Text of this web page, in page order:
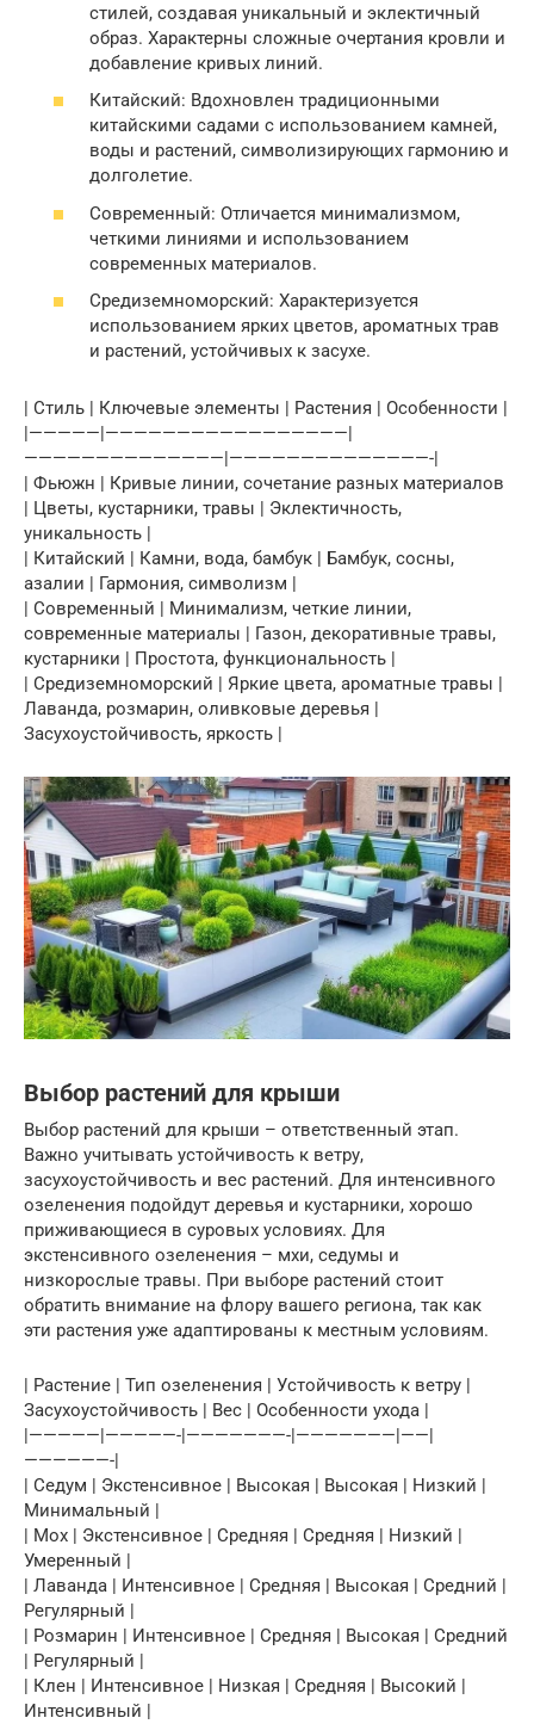
стилей, создавая уникальный и эклектичный
образ. Характерны сложные очертания кровли и
добавление кривых линий.
Китайский: Вдохновлен традиционными
китайскими садами с использованием камней,
воды и растений, символизирующих гармонию и
долголетие.
Современный: Отличается минимализмом,
четкими линиями и использованием
современных материалов.
Средиземноморский: Характеризуется
использованием ярких цветов, ароматных трав
и растений, устойчивых к засухе.
| Стиль | Ключевые элементы | Растения | Особенности |
|—————|—————————————————|
——————————————|——————————————-|
| Фьюжн | Кривые линии, сочетание разных материалов
| Цветы, кустарники, травы | Эклектичность,
уникальность |
| Китайский | Камни, вода, бамбук | Бамбук, сосны,
азалии | Гармония, символизм |
| Современный | Минимализм, четкие линии,
современные материалы | Газон, декоративные травы,
кустарники | Простота, функциональность |
| Средиземноморский | Яркие цвета, ароматные травы |
Лаванда, розмарин, оливковые деревья |
Засухоустойчивость, яркость |
Выбор растений для крыши
Выбор растений для крыши – ответственный этап.
Важно учитывать устойчивость к ветру,
засухоустойчивость и вес растений. Для интенсивного
озеленения подойдут деревья и кустарники, хорошо
приживающиеся в суровых условиях. Для
экстенсивного озеленения – мхи, седумы и
низкорослые травы. При выборе растений стоит
обратить внимание на флору вашего региона, так как
эти растения уже адаптированы к местным условиям.
| Растение | Тип озеленения | Устойчивость к ветру |
Засухоустойчивость | Вес | Особенности ухода |
|—————|—————-|———————-|———————|——|
——————-|
| Седум | Экстенсивное | Высокая | Высокая | Низкий |
Минимальный |
| Мох | Экстенсивное | Средняя | Средняя | Низкий |
Умеренный |
| Лаванда | Интенсивное | Средняя | Высокая | Средний |
Регулярный |
| Розмарин | Интенсивное | Средняя | Высокая | Средний
| Регулярный |
| Клен | Интенсивное | Низкая | Средняя | Высокий |
Интенсивный |